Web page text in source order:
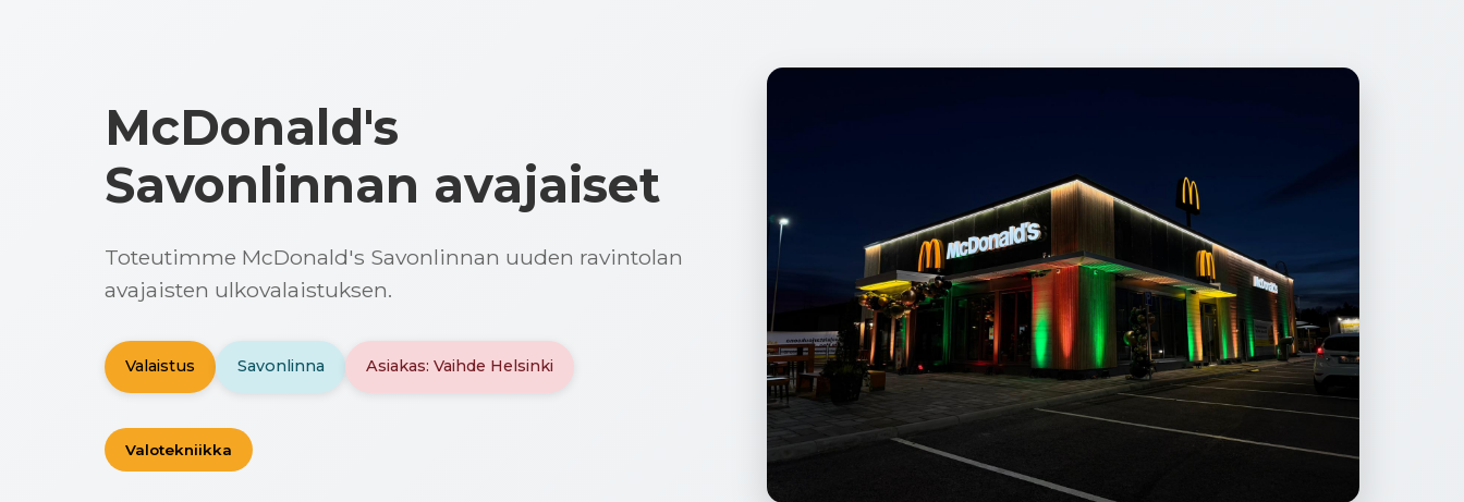
McDonald's
Savonlinnan avajaiset
Toteutimme McDonald's Savonlinnan uuden ravintolan
avajaisten ulkovalaistuksen.
Valaistus Savonlinna Asiakas: Vaihde Helsinki
Valotekniikka